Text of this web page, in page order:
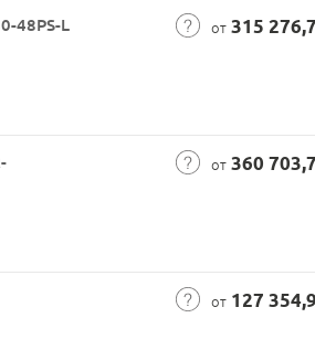
48PS-L от 315
от 360
от 127